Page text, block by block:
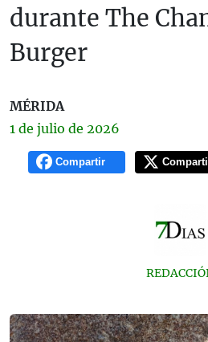
durante The
Burger
MÉRIDA
1 de julio de 2026
Compartir